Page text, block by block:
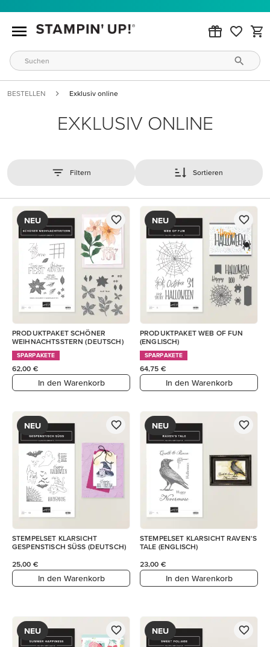
BESTELLEN Exklusiv online
EXKLUSIV ONLINE
Filtern Sortieren
NEU
PRODUKTPAKET SCHÖNER
WEIHNACHTSSTERN (DEUTSCH)
SPARPAKETE
62,00 €
In den Warenkorb
NEU
PRODUKTPAKET WEB OF FUN
(ENGLISCH)
SPARPAKETE
64,75 €
In den Warenkorb
NEU
STEMPELSET KLARSICHT
GESPENSTISCH SÜSS (DEUTSCH)
25,00 €
In den Warenkorb
NEU
STEMPELSET KLARSICHT RAVEN'S
TALE (ENGLISCH)
23,00 €
In den Warenkorb
NEU NEU